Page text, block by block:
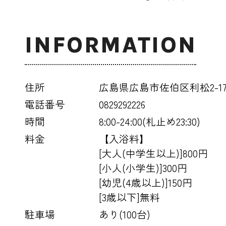
INFORMATION
住所
広島県広島市佐伯区利松2-
電話番号
0829292226
時間
8:00-24:00(札止め23:30)
料金
【入浴料】
[大人(中学生以上)]800円
[小人(小学生)]300円
[幼児(4歳以上)]150円
[3歳以下]無料
駐車場
あり(100台)